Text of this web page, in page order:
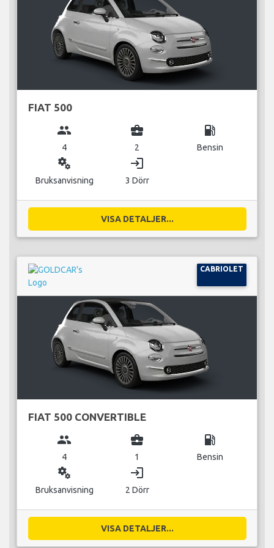
FIAT 500
group
4
business_center
2
local_gas_station
Bensin
miscellaneous_services
Bruksanvisning
login
3 Dörr
VISA DETALJER...
CABRIOLET
FIAT 500 CONVERTIBLE
group
4
business_center
1
local_gas_station
Bensin
miscellaneous_services
Bruksanvisning
login
2 Dörr
VISA DETALJER...